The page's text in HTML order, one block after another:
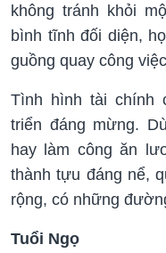
không tránh khỏi
bình tĩnh đối diện,
triển đáng mừng.
hay làm công ăn
thành tựu đáng nể,
rộng, có những
Tuổi Ngọ